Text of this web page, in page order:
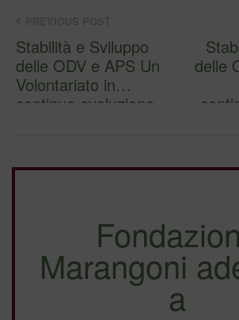
Stabilità e Sviluppo
delle ODV e APS Un
Volontariato in
continua evoluzione
delle
Marangoni
a